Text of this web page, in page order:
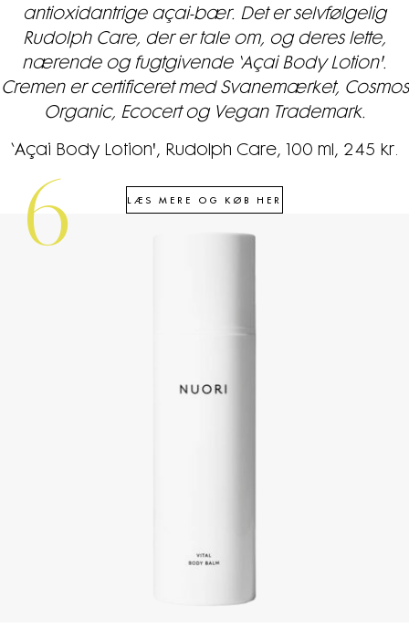
antioxidantrige açai-bær. Det er selvfølgelig
Rudolph Care, der er tale om, og deres lette,
nærende og fugtgivende ‘Açai Body Lotion'.
Cremen er certificeret med Svanemærket, Cosmos
Organic, Ecocert og Vegan Trademark.
‘Açai Body Lotion', Rudolph Care, 100 ml, 245 kr.
LÆS MERE OG KØB HER
6